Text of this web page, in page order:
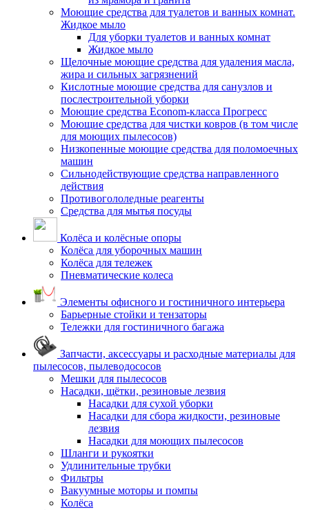
Моющие средства для туалетов и ванных комнат.
Жидкое мыло
Для уборки туалетов и ванных комнат
Жидкое мыло
Щелочные моющие средства для удаления масла,
жира и сильных загрязнений
Кислотные моющие средства для санузлов и
послестроительной уборки
Моющие средства Econom-класса Прогресс
Моющие средства для чистки ковров (в том числе
для моющих пылесосов)
Низкопенные моющие средства для поломоечных
машин
Сильнодействующие средства направленного
действия
Противогололедные реагенты
Средства для мытья посуды
Колёса и колёсные опоры
Колёса для уборочных машин
Колёса для тележек
Пневматические колеса
Элементы офисного и гостиничного интерьера
Барьерные стойки и тензаторы
Тележки для гостиничного багажа
Запчасти, аксессуары и расходные материалы для
пылесосов, пылеводососов
Мешки для пылесосов
Насадки, щётки, резиновые лезвия
Насадки для сухой уборки
Насадки для сбора жидкости, резиновые
лезвия
Насадки для моющих пылесосов
Шланги и рукоятки
Удлинительные трубки
Фильтры
Вакуумные моторы и помпы
Колёса